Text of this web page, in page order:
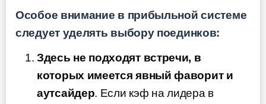
Особое внимание в прибыльной системе
следует уделять выбору поединков:
Здесь не подходят встречи, в
которых имеется явный фаворит и
аутсайдер. Если кэф на лидера в